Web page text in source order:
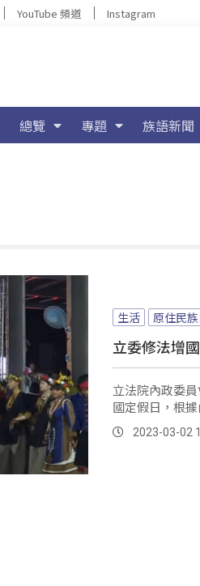
YouTube 頻道 Instagram
總覽 專題 族語新聞
生活 原住民族
立委修法增
立法院內政委
國定假日，根
2023-03-02